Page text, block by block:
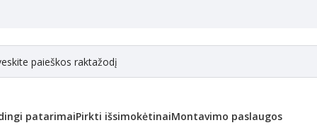
patarimaiPirkti išsimokėtinaiMontavimo paslaugos